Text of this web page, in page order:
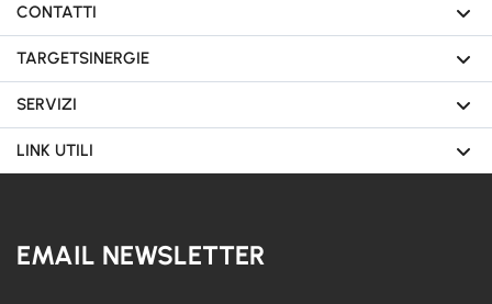
CONTATTI
TARGETSINERGIE
SERVIZI
LINK UTILI
EMAIL NEWSLETTER